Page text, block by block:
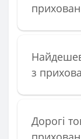
з
Дорогі